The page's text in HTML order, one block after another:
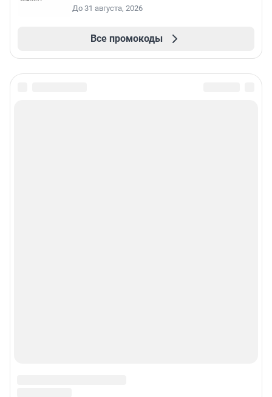
До 31 августа, 2026
Все промокоды